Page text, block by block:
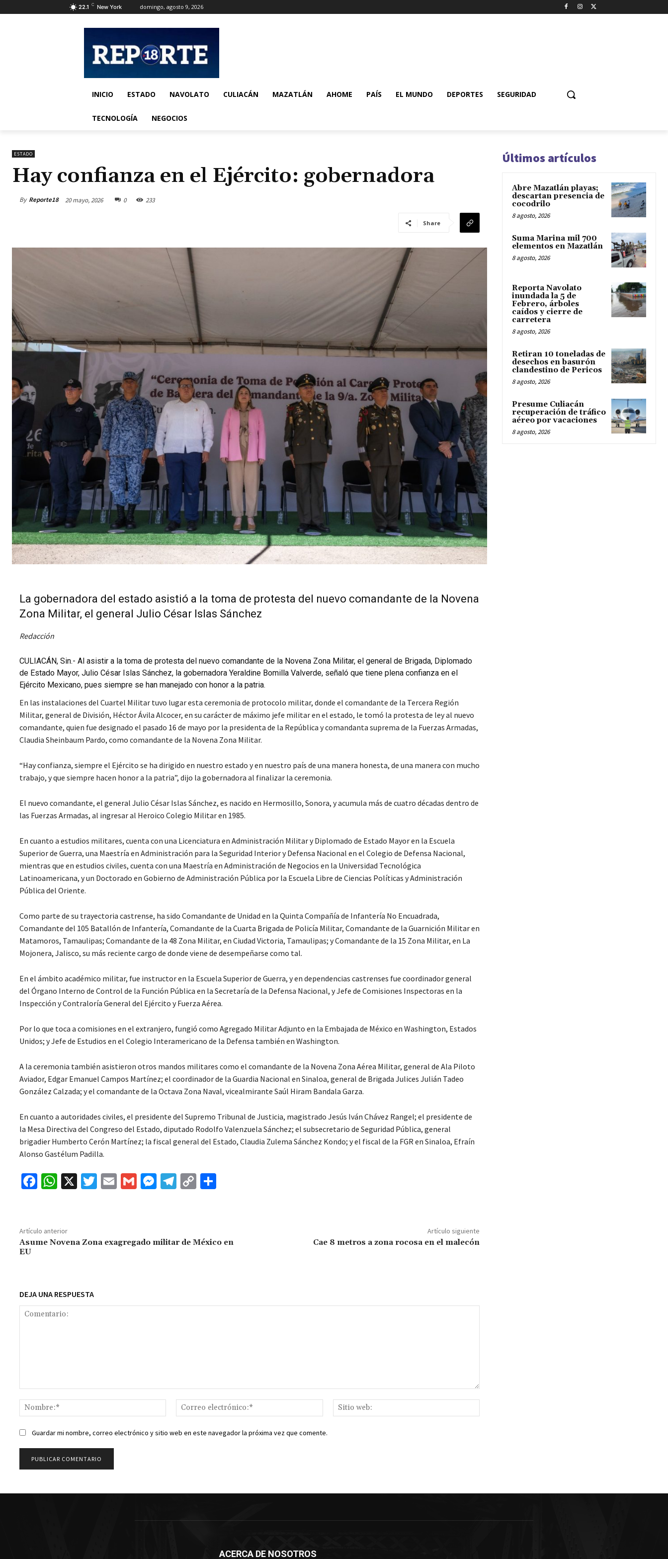
22.1 C New York domingo, agosto 9, 2026
INICIO ESTADO NAVOLATO CULIACÁN MAZATLÁN AHOME PAÍS EL MUNDO DEPORTES SEGURIDAD
TECNOLOGÍA NEGOCIOS
ESTADO
Hay confianza en el Ejército: gobernadora
By Reporte18 20 mayo, 2026 0 233
Share
La gobernadora del estado asistió a la toma de protesta del nuevo comandante de la Novena
Zona Militar, el general Julio César Islas Sánchez
Redacción
CULIACÁN, Sin.- Al asistir a la toma de protesta del nuevo comandante de la Novena Zona Militar, el general de Brigada, Diplomado
de Estado Mayor, Julio César Islas Sánchez, la gobernadora Yeraldine Bomilla Valverde, señaló que tiene plena confianza en el
Ejército Mexicano, pues siempre se han manejado con honor a la patria.
En las instalaciones del Cuartel Militar tuvo lugar esta ceremonia de protocolo militar, donde el comandante de la Tercera Región
Militar, general de División, Héctor Ávila Alcocer, en su carácter de máximo jefe militar en el estado, le tomó la protesta de ley al nuevo
comandante, quien fue designado el pasado 16 de mayo por la presidenta de la República y comandanta suprema de la Fuerzas Armadas,
Claudia Sheinbaum Pardo, como comandante de la Novena Zona Militar.
“Hay confianza, siempre el Ejército se ha dirigido en nuestro estado y en nuestro país de una manera honesta, de una manera con mucho
trabajo, y que siempre hacen honor a la patria”, dijo la gobernadora al finalizar la ceremonia.
El nuevo comandante, el general Julio César Islas Sánchez, es nacido en Hermosillo, Sonora, y acumula más de cuatro décadas dentro de
las Fuerzas Armadas, al ingresar al Heroico Colegio Militar en 1985.
En cuanto a estudios militares, cuenta con una Licenciatura en Administración Militar y Diplomado de Estado Mayor en la Escuela
Superior de Guerra, una Maestría en Administración para la Seguridad Interior y Defensa Nacional en el Colegio de Defensa Nacional,
mientras que en estudios civiles, cuenta con una Maestría en Administración de Negocios en la Universidad Tecnológica
Latinoamericana, y un Doctorado en Gobierno de Administración Pública por la Escuela Libre de Ciencias Políticas y Administración
Pública del Oriente.
Como parte de su trayectoria castrense, ha sido Comandante de Unidad en la Quinta Compañía de Infantería No Encuadrada,
Comandante del 105 Batallón de Infantería, Comandante de la Cuarta Brigada de Policía Militar, Comandante de la Guarnición Militar en
Matamoros, Tamaulipas; Comandante de la 48 Zona Militar, en Ciudad Victoria, Tamaulipas; y Comandante de la 15 Zona Militar, en La
Mojonera, Jalisco, su más reciente cargo de donde viene de desempeñarse como tal.
En el ámbito académico militar, fue instructor en la Escuela Superior de Guerra, y en dependencias castrenses fue coordinador general
del Órgano Interno de Control de la Función Pública en la Secretaría de la Defensa Nacional, y Jefe de Comisiones Inspectoras en la
Inspección y Contraloría General del Ejército y Fuerza Aérea.
Por lo que toca a comisiones en el extranjero, fungió como Agregado Militar Adjunto en la Embajada de México en Washington, Estados
Unidos; y Jefe de Estudios en el Colegio Interamericano de la Defensa también en Washington.
A la ceremonia también asistieron otros mandos militares como el comandante de la Novena Zona Aérea Militar, general de Ala Piloto
Aviador, Edgar Emanuel Campos Martínez; el coordinador de la Guardia Nacional en Sinaloa, general de Brigada Julices Julián Tadeo
González Calzada; y el comandante de la Octava Zona Naval, vicealmirante Saúl Hiram Bandala Garza.
En cuanto a autoridades civiles, el presidente del Supremo Tribunal de Justicia, magistrado Jesús Iván Chávez Rangel; el presidente de
la Mesa Directiva del Congreso del Estado, diputado Rodolfo Valenzuela Sánchez; el subsecretario de Seguridad Pública, general
brigadier Humberto Cerón Martínez; la fiscal general del Estado, Claudia Zulema Sánchez Kondo; y el fiscal de la FGR en Sinaloa, Efraín
Alonso Gastélum Padilla.
Fa
o
o
W
sA
p
X
T
E
G
M
ge
Te
m
C
Li ar
Artículo anterior
Asume Novena Zona exagregado militar de México en
EU
Artículo siguiente
Cae 8 metros a zona rocosa en el malecón
DEJA UNA RESPUESTA
Nombre:*
Correo
electrónico:*
web:
Guardar mi nombre, correo electrónico y sitio web en este navegador la próxima vez que comente.
Últimos artículos
Abre Mazatlán playas;
descartan presencia de
cocodrilo
8 agosto, 2026
Suma Marina mil 700
elementos en Mazatlán
8 agosto, 2026
Reporta Navolato
inundada la 5 de
Febrero, árboles
caídos y cierre de
carretera
8 agosto, 2026
Retiran 10 toneladas de
desechos en basurón
clandestino de Pericos
8 agosto, 2026
Presume Culiacán
recuperación de tráfico
aéreo por vacaciones
8 agosto, 2026
ACERCA DE NOSOTROS